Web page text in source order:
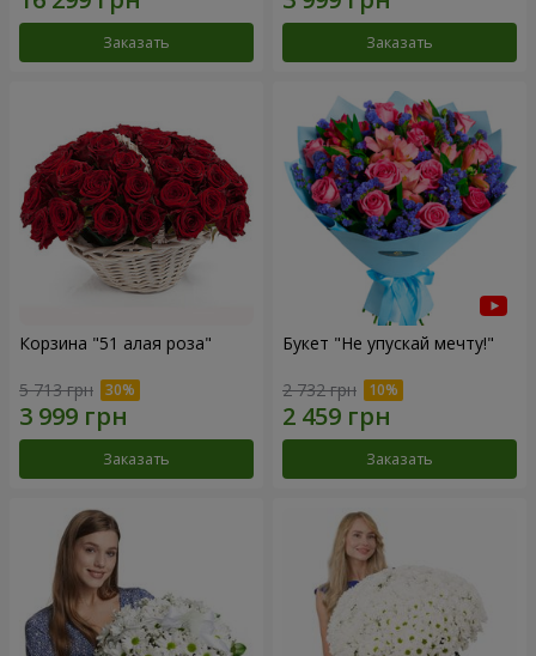
Заказать Заказать
Корзина "51 алая роза"
5 713 грн
Заказать
Букет "Не упускай мечту!"
2 732 грн
Заказать